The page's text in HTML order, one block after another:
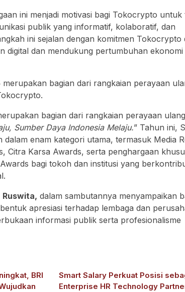
ini menjadi motivasi bagi Tokocrypto untuk
publik yang informatif, kolaboratif, dan
ini sejalan dengan komitmen Tokocrypto
digital dan mendukung pertumbuhan ekonomi
bagian dari rangkaian perayaan
Sumber Daya Indonesia Melaju.” Tahun ini,
enam kategori utama, termasuk Media
Citra Karsa Awards, serta penghargaan
bagi tokoh dan institusi yang
Ruswita, dalam sambutannya menyampaikan
apresiasi terhadap lembaga dan
informasi publik serta profesionalisme
BRI
Smart Salary Perkuat Posisi
Enterprise HR Technology